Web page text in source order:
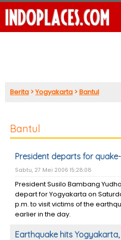
Berita >Yogyakarta >Bantul
Bantul
President departs for
Sabtu, 27 Mei 2006 15:28:08
President Susilo Bambang
depart for Yogyakarta on
p.m. to visit victims of the
earlier in the day.
Earthquake hits